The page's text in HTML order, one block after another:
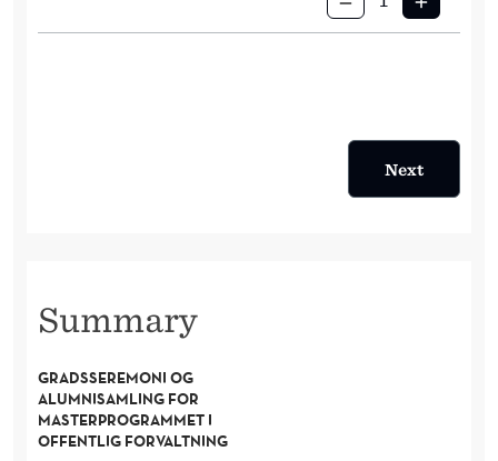
Next
Summary
T
I
C
K
GRADSSEREMONI OG
ALUMNISAMLING FOR
MASTERPROGRAMMET I
OFFENTLIG FORVALTNING